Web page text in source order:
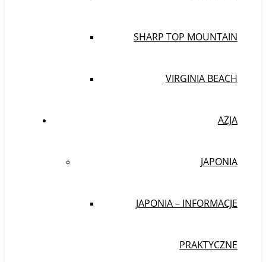
SHARP TOP MOUNTAIN
VIRGINIA BEACH
AZJA
JAPONIA
JAPONIA – INFORMACJE
PRAKTYCZNE